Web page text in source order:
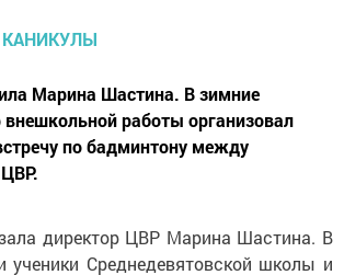
Марина Шастина. В зимние
работы организовал
по бадминтону между
директор ЦВР Марина Шастина. В
ученики Среднедевятовской школы и